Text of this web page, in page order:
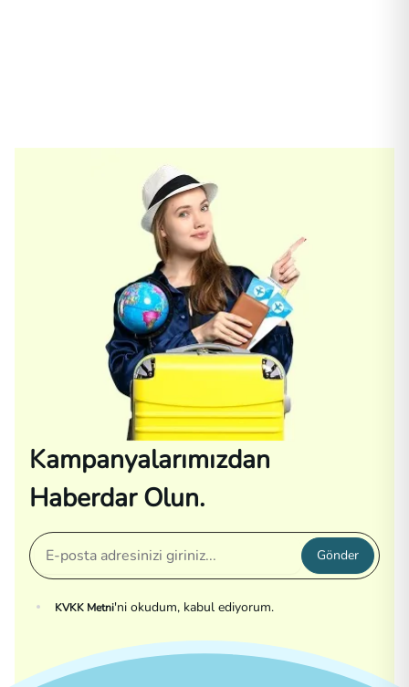
Kampanyalarımızdan
Haberdar Olun.
Gönder
KVKK Metni'ni okudum, kabul ediyorum.